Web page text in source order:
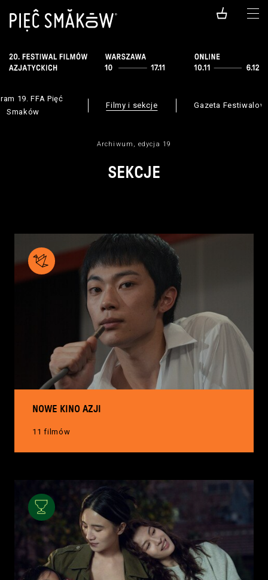
Archiwum, edycja 19
SEKCJE
19. FFA Pięć
Smaków
Filmy i sekcje Gazeta
NOWE KINO AZJI
11 filmów